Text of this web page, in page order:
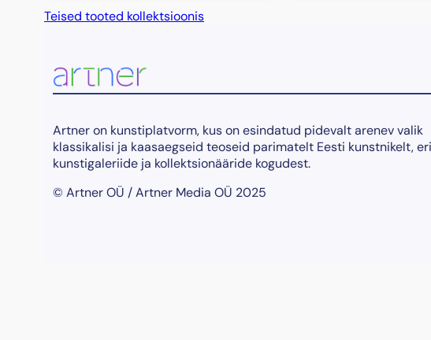
Teised tooted kollektsioonis
Artner on kunstiplatvorm, kus on esindatud pidevalt arenev valik
klassikalisi ja kaasaegseid teoseid parimatelt Eesti kunstnikelt,
kunstigaleriide ja kollektsionääride kogudest.
© Artner OÜ / Artner Media OÜ 2025